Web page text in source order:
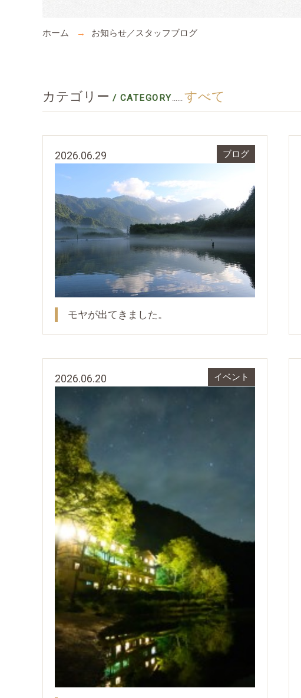
ホーム お知らせ／スタッフブログ
カテゴリー / CATEGORY...... すべて
2026.06.29 ブログ
モヤが出てきました。
2026.06.20 イベント